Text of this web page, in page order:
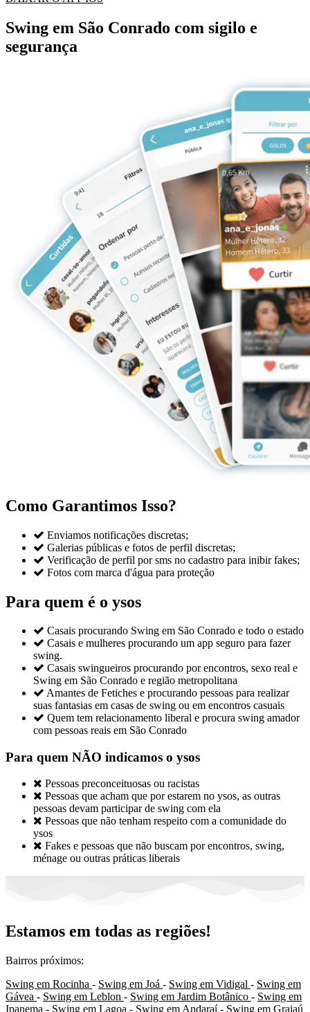
Swing em São Conrado com sigilo e
segurança
Como Garantimos Isso?
 Enviamos notificações discretas;
 Galerias públicas e fotos de perfil discretas;
 Verificação de perfil por sms no cadastro para inibir fakes;
 Fotos com marca d'água para proteção
Para quem é o ysos
 Casais procurando Swing em São Conrado e todo o estado
 Casais e mulheres procurando um app seguro para fazer
swing.
 Casais swingueiros procurando por encontros, sexo real e
Swing em São Conrado e região metropolitana
 Amantes de Fetiches e procurando pessoas para realizar
suas fantasias em casas de swing ou em encontros casuais
 Quem tem relacionamento liberal e procura swing amador
com pessoas reais em São Conrado
Para quem NÃO indicamos o ysos
 Pessoas preconceituosas ou racistas
 Pessoas que acham que por estarem no ysos, as outras
pessoas devam participar de swing com ela
 Pessoas que não tenham respeito com a comunidade do
ysos
 Fakes e pessoas que não buscam por encontros, swing,
ménage ou outras práticas liberais
Estamos em todas as regiões!
Bairros próximos:
Swing em Rocinha - Swing em Joá - Swing em Vidigal - Swing em
Gávea - Swing em Leblon - Swing em Jardim Botânico - Swing em
Ipanema - Swing em Lagoa - Swing em Andaraí- Swing em Grajaú